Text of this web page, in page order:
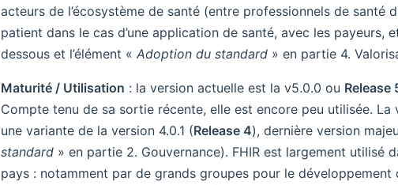
acteurs de l’écosystème de santé (entre professionnels de santé
patient dans le cas d’une application de santé, avec les payeurs,
dessous et l’élément « Adoption du standard » en partie 4.
Maturité / Utilisation : la version actuelle est la v5.0.0 ou Release
Compte tenu de sa sortie récente, elle est encore peu utilisée. La
une variante de la version 4.0.1 (Release 4), dernière version
standard » en partie 2. Gouvernance). FHIR est largement utilisé
pays : notamment par de grands groupes pour le